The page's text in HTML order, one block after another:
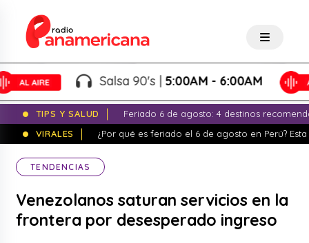
Salsa 90's |5:00AM - 6:00AM
TIPS Y SALUD
Feriado 6 de agosto: 4 destinos
VIRALES
¿Por qué es feriado el 6 de agosto en Perú?
TENDENCIAS
Venezolanos saturan servicios en la
frontera por desesperado ingreso